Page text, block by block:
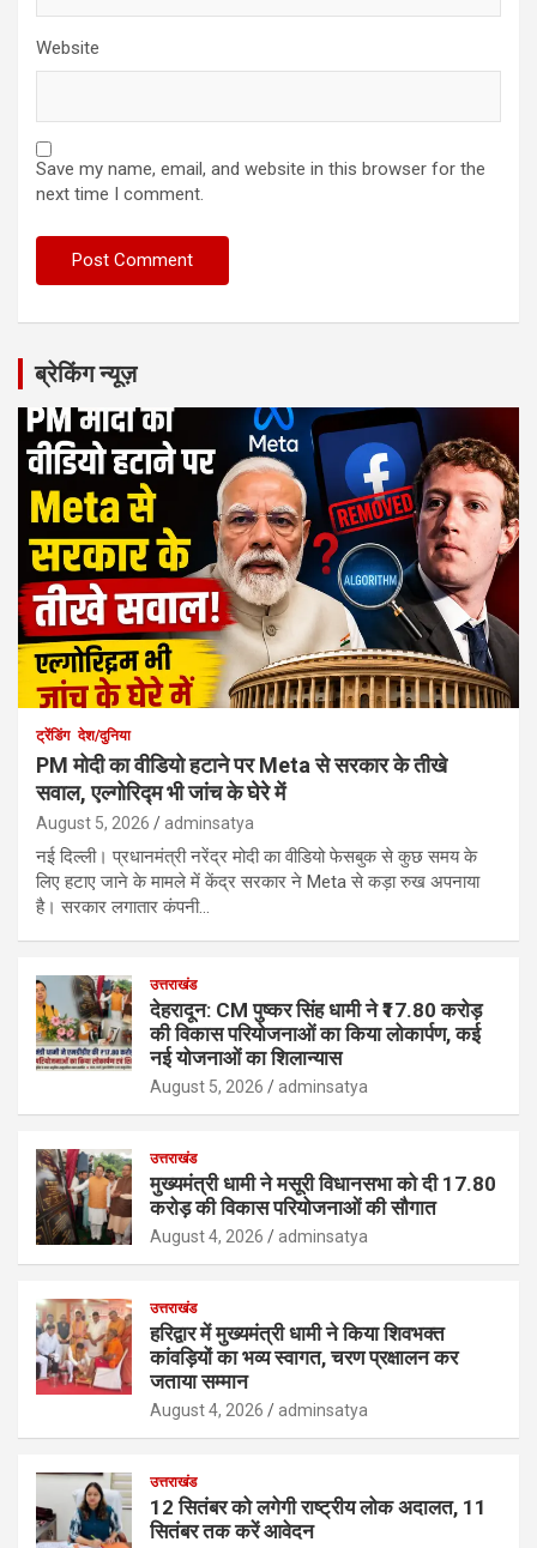
Website
Save my name, email, and website in this browser for the
next time I comment.
ब्रेकिंग न्यूज़
ट्रेंडिंग देश/दुनिया
PM मोदी का वीडियो हटाने पर Meta से सरकार के तीखे
सवाल, एल्गोरिद्म भी जांच के घेरे में
August 5, 2026 adminsatya
नई दिल्ली। प्रधानमंत्री नरेंद्र मोदी का वीडियो फेसबुक से कुछ समय के
लिए हटाए जाने के मामले में केंद्र सरकार ने Meta से कड़ा रुख अपनाया
है। सरकार लगातार कंपनी…
उत्तराखंड
देहरादून: CM पुष्कर सिंह धामी ने ₹17.80 करोड़
की विकास परियोजनाओं का किया लोकार्पण, कई
नई योजनाओं का शिलान्यास
August 5, 2026 adminsatya
उत्तराखंड
मुख्यमंत्री धामी ने मसूरी विधानसभा को दी 17.80
करोड़ की विकास परियोजनाओं की सौगात
August 4, 2026 adminsatya
उत्तराखंड
हरिद्वार में मुख्यमंत्री धामी ने किया शिवभक्त
कांवड़ियों का भव्य स्वागत, चरण प्रक्षालन कर
जताया सम्मान
August 4, 2026 adminsatya
उत्तराखंड
12 सितंबर को लगेगी राष्ट्रीय लोक अदालत, 11
सितंबर तक करें आवेदन